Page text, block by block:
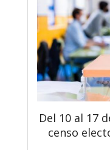
Del 10 al 17
censo